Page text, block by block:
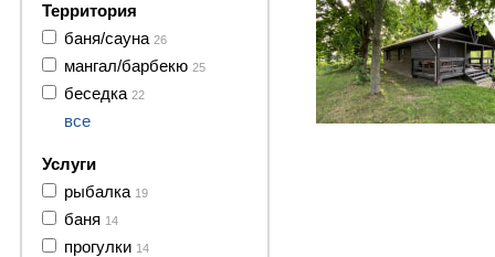
Территория
баня/сауна 26
мангал/барбекю 25
беседка 22
все
Услуги
рыбалка 19
баня 14
прогулки 14